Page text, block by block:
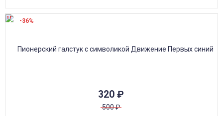
320 ₽
500₽
-36%